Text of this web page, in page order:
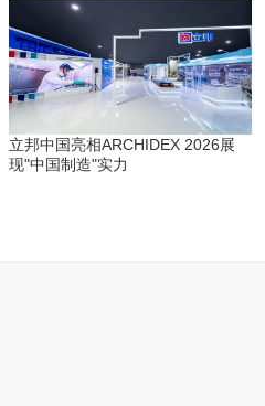
立邦中国亮相ARCHIDEX 2026展
现"中国制造"实力